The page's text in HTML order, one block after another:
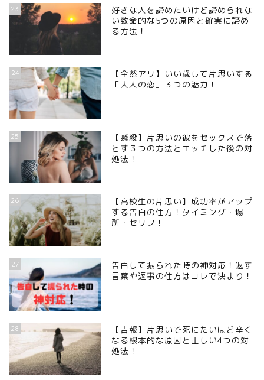
23
好きな人を諦めたいけど諦められな
い致命的な5つの原因と確実に諦め
る方法！
24
【全然アリ】いい歳して片思いする
「大人の恋」３つの魅力！
25
【瞬殺】片思いの彼をセックスで落
とす３つの方法とエッチした後の対
処法！
26
【高校生の片思い】成功率がアップ
する告白の仕方！タイミング・場
所・セリフ！
27
告白して振られた時の神対応！返す
言葉や返事の仕方はコレで決まり！
28
【吉報】片思いで死にたいほど辛く
なる根本的な原因と正しい4つの対
処法！